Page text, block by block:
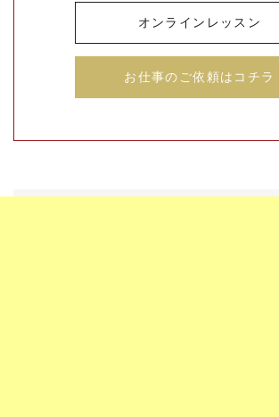
オンラインレッスン
お仕事のご依頼はコチラ